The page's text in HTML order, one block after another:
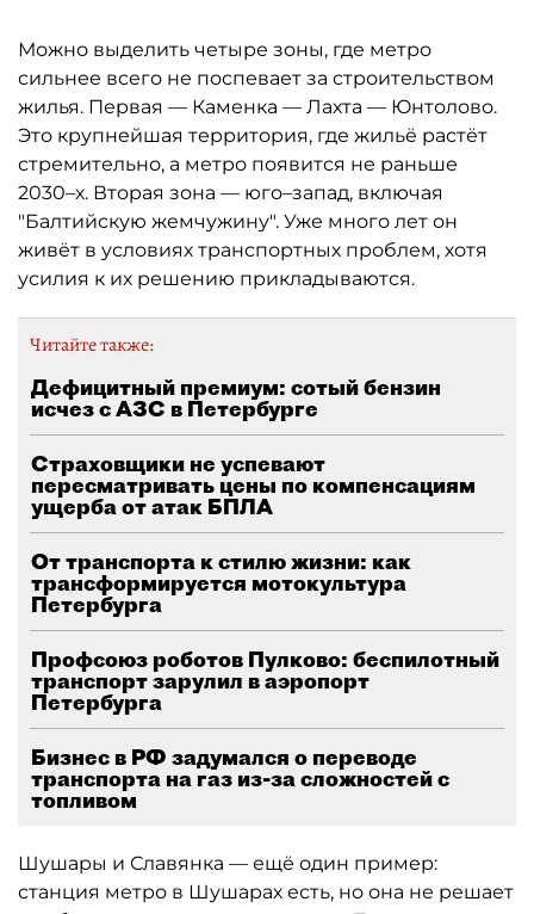
Можно выделить четыре зоны, где метро
сильнее всего не поспевает за строительством
жилья. Первая — Каменка — Лахта — Юнтолово.
Это крупнейшая территория, где жильё растёт
стремительно, а метро появится не раньше
2030–х. Вторая зона — юго–запад, включая
"Балтийскую жемчужину". Уже много лет он
живёт в условиях транспортных проблем, хотя
усилия к их решению прикладываются.
Читайте также:
Дефицитный премиум: сотый бензин
исчез с АЗС в Петербурге
Страховщики не успевают
пересматривать цены по компенсациям
ущерба от атак БПЛА
От транспорта к стилю жизни: как
трансформируется мотокультура
Петербурга
Профсоюз роботов Пулково: беспилотный
транспорт зарулил в аэропорт
Петербурга
Бизнес в РФ задумался о переводе
транспорта на газ из-за сложностей с
топливом
Шушары и Славянка — ещё один пример:
станция метро в Шушарах есть, но она не решает